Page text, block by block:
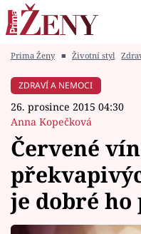
Módní alarm
Zrádci
Témata
Celebrity
Prima Ženy ■ Životní styl
ZDRAVÍ A NEMOCI
26. prosince 2015 04:30
Anna Kopečková
Červené
je dobré ho